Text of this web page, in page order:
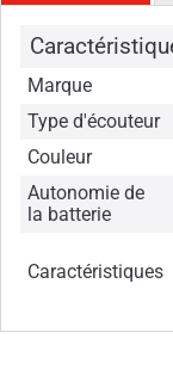
Marque
Type d'écouteur
Couleur
Autonomie de
la batterie
Caractéristiques